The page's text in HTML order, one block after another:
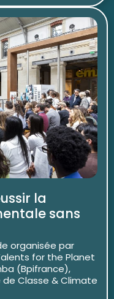
la
sans
organisée par
for the Planet
(Bpifrance),
Classe & Climate